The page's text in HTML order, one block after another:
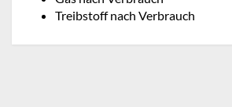
Treibstoff nach Verbrauch